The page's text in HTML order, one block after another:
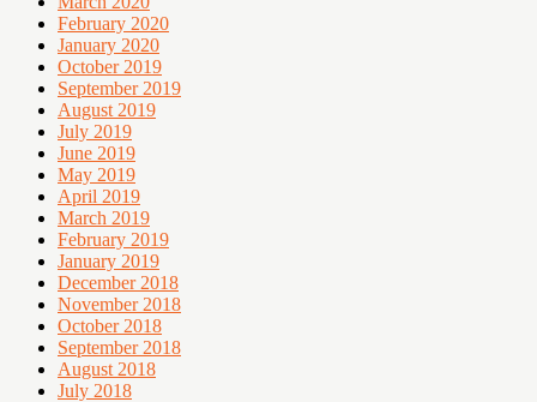
February 2020
January 2020
October 2019
September 2019
August 2019
July 2019
June 2019
May 2019
April 2019
March 2019
February 2019
January 2019
December 2018
November 2018
October 2018
September 2018
August 2018
July 2018